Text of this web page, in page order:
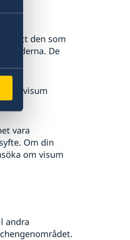
att den som
De
ett visum
vara
Om din
om visum
andra